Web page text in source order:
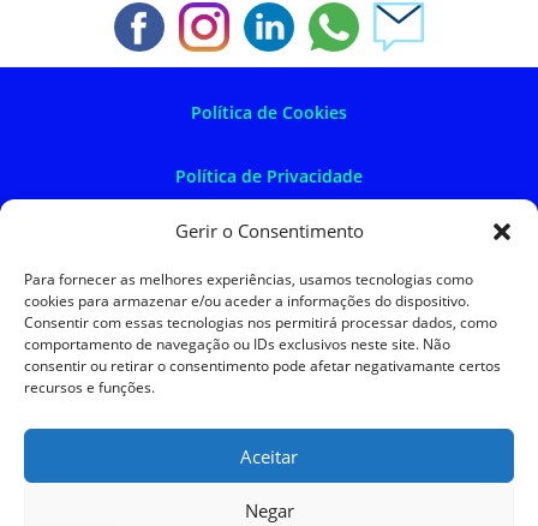
Gerir o Consentimento
Para fornecer as melhores experiências, usamos tecnologias como
cookies para armazenar e/ou aceder a informações do dispositivo.
Consentir com essas tecnologias nos permitirá processar dados, como
comportamento de navegação ou IDs exclusivos neste site. Não
consentir ou retirar o consentimento pode afetar negativamante certos
recursos e funções.
Aceitar
Negar
Política de Cookies
Política de Privacidade
Política de Devoluções
Termos e Condições
Resolução de Litígios
SKySIGMA